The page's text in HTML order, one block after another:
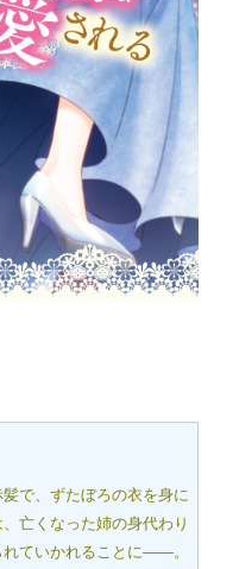
で、ずたぼろの衣を身に
亡くなった姉の身代わり
れていかれることに――。